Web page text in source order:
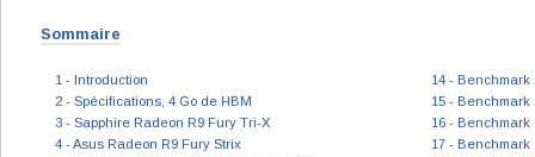
Sommaire
1 - Introduction
2 - Spécifications, 4 Go de HBM
3 - Sapphire Radeon R9 Fury Tri-X
4 - Asus Radeon R9 Fury Strix
14 - Benchmark
15 - Benchmark
16 - Benchmark
17 - Benchmark